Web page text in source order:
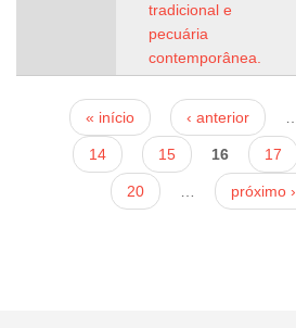
tradicional e
pecuária
contemporânea.
Páginas
« início ‹ anterior
14 15 16 17
20 próximo ›